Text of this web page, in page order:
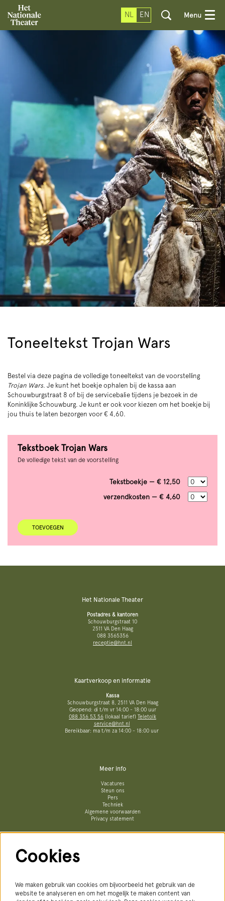
NL EN Menu
Toneeltekst Trojan Wars
Bestel via deze pagina de volledige toneeltekst van de voorstelling
Trojan Wars. Je kunt het boekje ophalen bij de kassa aan
Schouwburgstraat 8 of bij de servicebalie tijdens je bezoek in de
Koninklijke Schouwburg. Je kunt er ook voor kiezen om het boekje bij
jou thuis te laten bezorgen voor € 4,60.
Tekstboek Trojan Wars
De volledige tekst van de voorstelling
Tekstboekje — € 12,50
verzendkosten — € 4,60
TOEVOEGEN
Het Nationale Theater
Postadres & kantoren
Schouwburgstraat 10
2511 VA Den Haag
088 3565356
receptie@hnt.nl
Kaartverkoop en informatie
Kassa
Schouwburgstraat 8, 2511 VA Den Haag
Geopend: di t/m vr 14:00 - 18:00 uur
088 356 53 56 (lokaal tarief) Teletolk
service@hnt.nl
Bereikbaar: ma t/m za 14:00 - 18:00 uur
Meer info
Vacatures
Steun ons
Pers
Techniek
Algemene voorwaarden
Privacy statement
Cookies
We maken gebruik van cookies om bijvoorbeeld het gebruik van de
website te analyseren en om het mogelijk te maken content van